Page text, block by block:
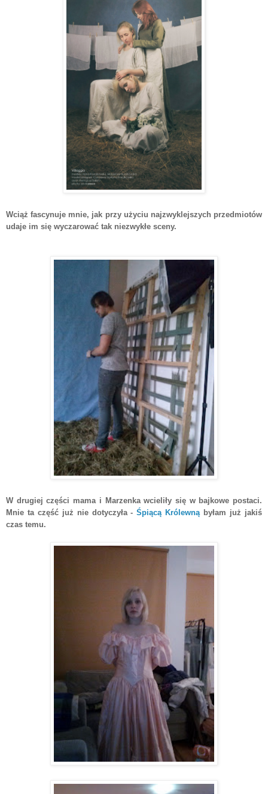
Wciąż fascynuje mnie, jak przy użyciu najzwyklejszych przedmiotów
udaje im się wyczarować tak niezwykłe sceny.
W drugiej części mama i Marzenka wcieliły się w bajkowe postaci.
Mnie ta część już nie dotyczyła -Śpiącą Królewną byłam już jakiś
czas temu.